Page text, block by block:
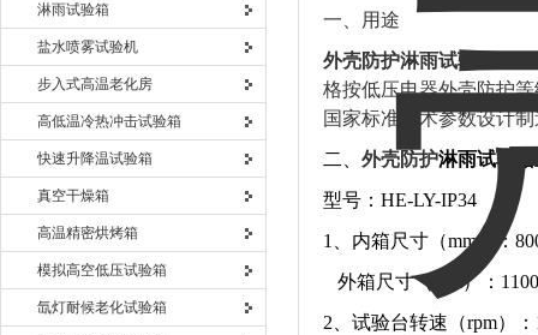
淋雨试验箱
盐水喷雾试验机
步入式高温老化房
高低温冷热冲击试验箱
快速升降温试验箱
真空干燥箱
高温精密烘烤箱
模拟高空低压试验箱
氙灯耐候老化试验箱
一、用途
外壳防护淋雨试验箱
格按低压电器外壳防护等
国家标准技术参数设计
二、 外壳防护淋雨试验箱
型号：HE-LY-IP34
1、内箱尺寸（mm）：
外箱尺寸（mm）：
2、试验台转速（rpm）